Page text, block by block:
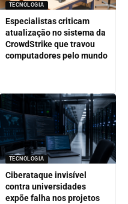
TECNOLOGIA
Especialistas criticam
atualização no sistema da
CrowdStrike que travou
computadores pelo mundo
TECNOLOGIA
Ciberataque invisível
contra universidades
expõe falha nos projetos